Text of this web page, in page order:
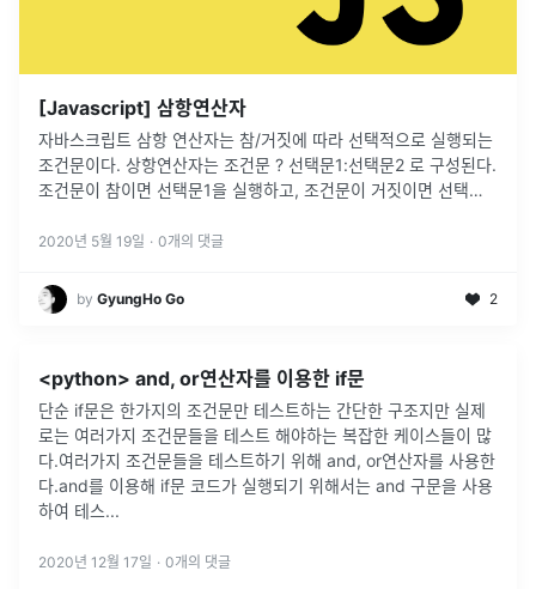
[Javascript] 삼항연산자
자바스크립트 삼항 연산자는 참/거짓에 따라 선택적으로 실행되는
조건문이다. 상항연산자는 조건문 ? 선택문1:선택문2 로 구성된다.
조건문이 참이면 선택문1을 실행하고, 조건문이 거짓이면 선택문
을 처리한다...
2020년 5월 19일 · 0개의 댓글
by GyungHo Go 2
<python> and, or연산자를 이용한 if문
단순 if문은 한가지의 조건문만 테스트하는 간단한 구조지만 실제
로는 여러가지 조건문들을 테스트 해야하는 복잡한 케이스들이 많
다.여러가지 조건문들을 테스트하기 위해 and, or연산자를 사용한
다.and를 이용해 if문 코드가 실행되기 위해서는 and 구문을 사용
하여 테스...
2020년 12월 17일 · 0개의 댓글